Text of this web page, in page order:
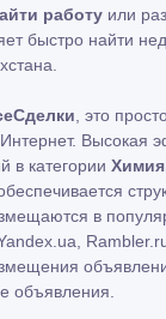
работу или
быстро найти
, это
Высокая
в категории
в
объявления.